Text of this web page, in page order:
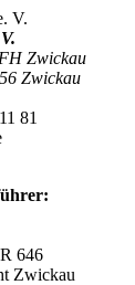
Zwickau
Zwickau
81
646
Zwickau